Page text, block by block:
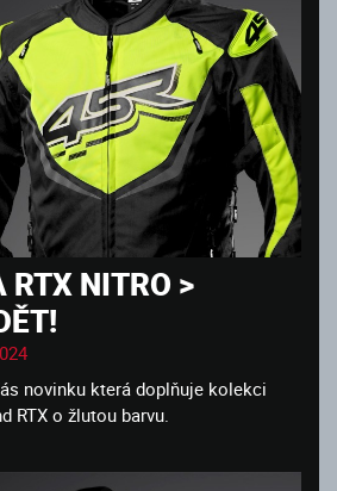
RTX NITRO >
novinku která doplňuje kolekci
RTX o žlutou barvu.